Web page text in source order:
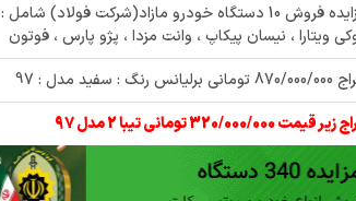
✅ مزایده فروش 10 دستگاه خودرو مازاد(شرکت فولاد) شامل :
ویتارا ، نیسان پیکاپ ، وانت مزدا ، پژو پارس ، فوتون
: سفید مدل : 97
320/000/000 تومانی تیبا 2 مدل 97
مزایده دولتی پارس
رنگ : نقره ای مدل : 82
مزایده سمند رنگ : نقره
ای مدل : 85 در تهران